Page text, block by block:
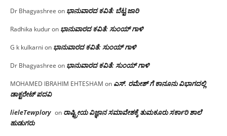
Dr Bhagyashree on ಭಾನುವಾರದ ಕವಿತೆ: ಬೆಟ್ಟ ಜಾರಿ
Radhika kuduron ಭಾನುವಾರದ ಕವಿತೆ: ಸುಂಯ್ ಗಾಳಿ
G k kulkarni on ಭಾನುವಾರದ ಕವಿತೆ: ಸುಂಯ್ ಗಾಳಿ
Dr Bhagyashree on ಭಾನುವಾರದ ಕವಿತೆ: ಸುಂಯ್ ಗಾಳಿ
MOHAMED IBRAHIM EHTESHAM on ಎಸ್. ರಮೇಶ್ ಗೆ ಕಾನೂನು ವಿಭಾಗದಲ್ಲಿ
ಡಾಕ್ಟರೇಟ್ ಪದವಿ
lieleTewplory on ರಾಷ್ಟ್ರೀಯ ವಿಜ್ಞಾನ ಸಮಾವೇಶಕ್ಕೆ‌ ತುಮಕೂರು ಸರ್ಕಾರಿ ಶಾಲೆ
ಹುಡುಗರು